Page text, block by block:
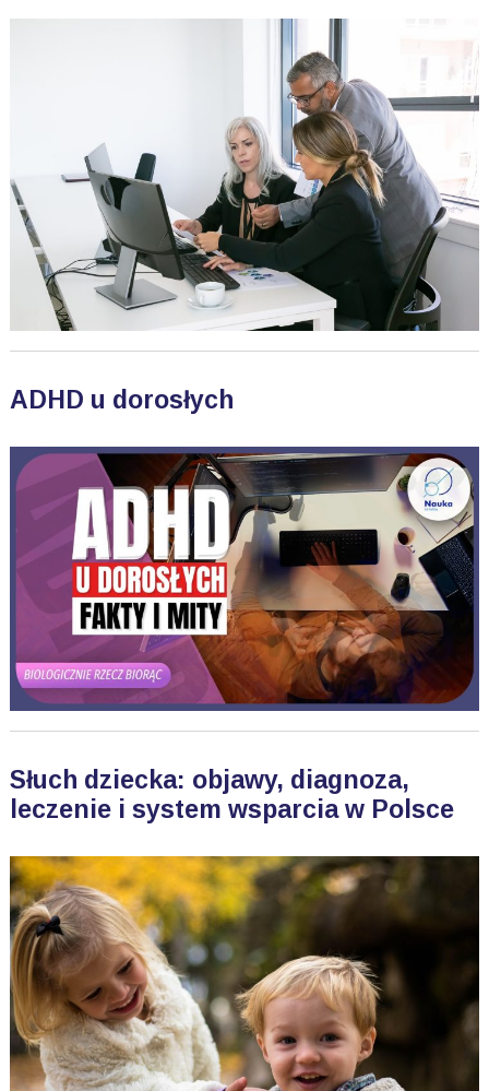
ADHD u dorosłych
Słuch dziecka: objawy, diagnoza,
leczenie i system wsparcia w Polsce